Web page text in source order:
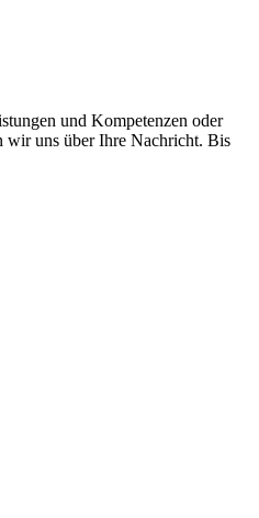
und Kompetenzen oder
wir uns über Ihre Nachricht. Bis